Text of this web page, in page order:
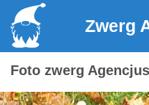
Zwerg
Foto zwerg